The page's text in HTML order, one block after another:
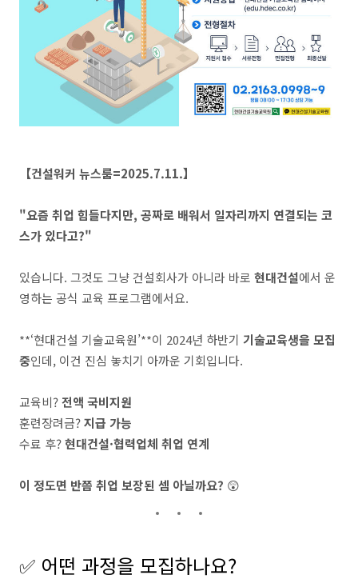
【건설워커 뉴스룸=2025.7.11.】
"요즘 취업 힘들다지만, 공짜로 배워서 일자리까지 연결되는 코
스가 있다고?"
있습니다. 그것도 그냥 건설회사가 아니라 바로 현대건설에서 운
영하는 공식 교육 프로그램에서요.
**‘현대건설 기술교육원’**이 2024년 하반기 기술교육생을 모집
중인데, 이건 진심 놓치기 아까운 기회입니다.
교육비?전액 국비지원
훈련장려금?지급 가능
수료 후?현대건설·협력업체 취업 연계
이 정도면 반쯤 취업 보장된 셈 아닐까요? 😲
✅ 어떤 과정을 모집하나요?